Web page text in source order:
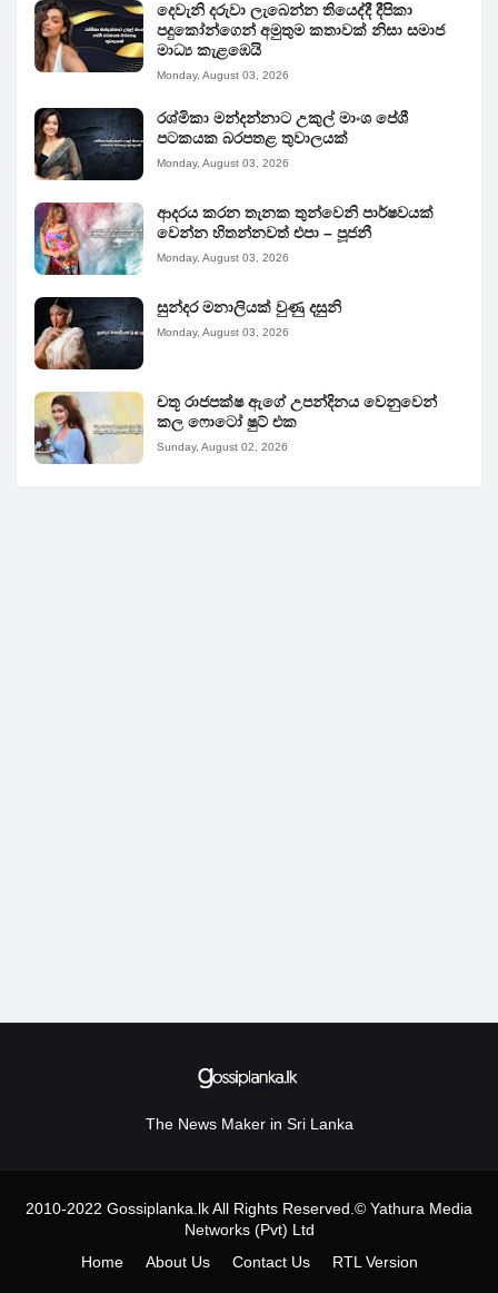
දෙවැනි දරුවා ලැබෙන්න තියෙද්දී දීපිකා
පදුකෝන්ගෙන් අමුතුම කතාවක් නිසා සමාජ
මාධ්‍ය කැළඹෙයි
Monday, August 03, 2026
රශ්මිකා මන්දන්නාට උකුල් මාංශ පේශී
පටකයක බරපතළ තුවාලයක්
Monday, August 03, 2026
ආදරය කරන තැනක තුන්වෙනි පාර්ෂවයක්
වෙන්න හිතන්නවත් එපා – පූජනී
Monday, August 03, 2026
සුන්දර මනාලියක් වුණු දසුනි
Monday, August 03, 2026
චතූ රාජපක්ෂ ඇගේ උපන්දිනය වෙනුවෙන්
කල ෆොටෝ ෂුට් එක
Sunday, August 02, 2026
The News Maker in Sri Lanka
2010-2022 Gossiplanka.lk All Rights Reserved.© Yathura Media
Networks (Pvt) Ltd
Home
About Us Contact Us RTL Version